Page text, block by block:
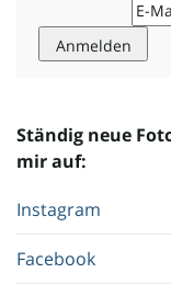
Ständig neue
mir auf:
Instagram
Facebook